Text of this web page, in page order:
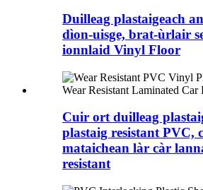
Duilleag plastaigeach
dìon-uisge, brat-ùrlair
ionnlaid Vinyl Floor
Cuir ort duilleag
plastaig resistant PVC,
mataichean làr càr
resistant